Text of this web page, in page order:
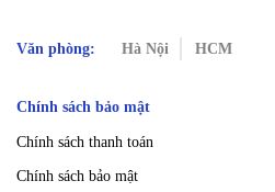
Văn phòng: Hà Nội HCM
Chính sách bảo mật
Chính sách thanh toán
Chính sách bảo mật